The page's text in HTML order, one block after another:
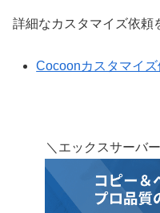
詳細なカスタマイズ依頼
Cocoonカスタマイズ
＼エックスサーバ